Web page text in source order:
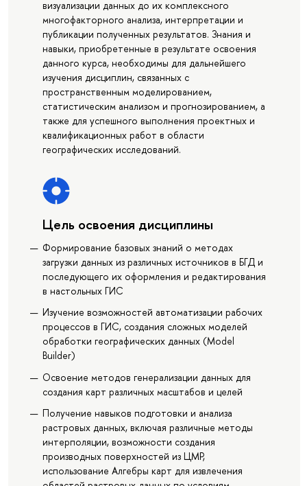
визуализации данных до их комплексного
многофакторного анализа, интерпретации и
публикации полученных результатов. Знания и
навыки, приобретенные в результате освоения
данного курса, необходимы для дальнейшего
изучения дисциплин, связанных с
пространственным моделированием,
статистическим анализом и прогнозированием, а
также для успешного выполнения проектных и
квалификационных работ в области
географических исследований.
Цель освоения дисциплины
Формирование базовых знаний о методах
загрузки данных из различных источников в БГД и
последующего их оформления и редактирования
в настольных ГИС
Изучение возможностей автоматизации рабочих
процессов в ГИС, создания сложных моделей
обработки географических данных (Model
Builder)
Освоение методов генерализации данных для
создания карт различных масштабов и целей
Получение навыков подготовки и анализа
растровых данных, включая различные методы
интерполяции, возможности создания
производных поверхностей из ЦМР,
использование Алгебры карт для извлечения